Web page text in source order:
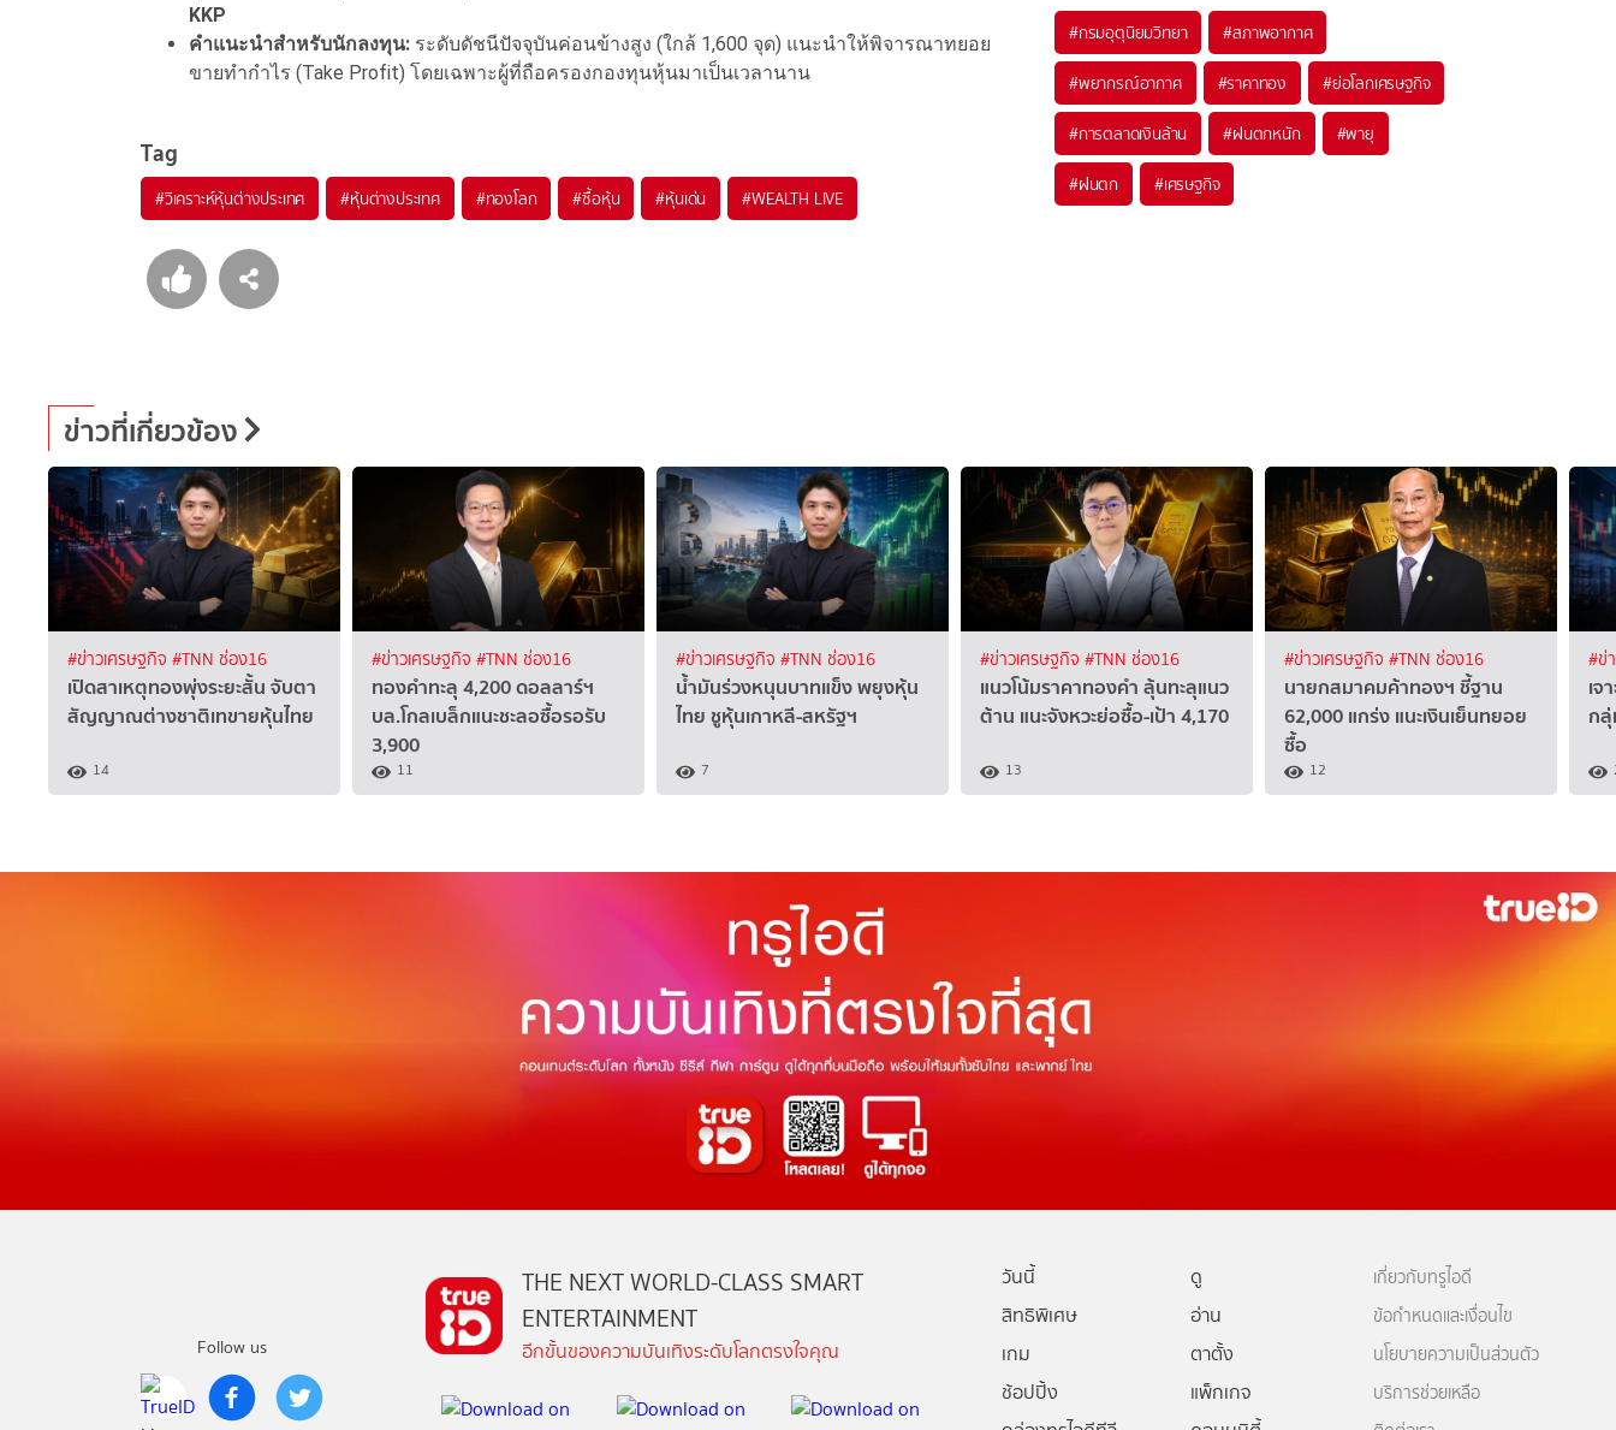
KKP
คำแนะนำสำหรับนักลงทุน: ระดับดัชนีปัจจุบันค่อนข้างสูง (ใกล้ 1,600 จุด) แนะนำให้พิจารณาทยอย
ขายทำกำไร (Take Profit) โดยเฉพาะผู้ที่ถือครองกองทุนหุ้นมาเป็นเวลานาน
Tag
#วิเคราะห์หุ้นต่างประเทศ #หุ้นต่างประเทศ #ทองโลก #ซื้อหุ้น #หุ้นเด่น #WEALTH LIVE
#กรมอุตุนิยมวิทยา #สภาพอากาศ
#พยากรณ์อากาศ #ราคาทอง #ย่อโลกเศรษฐกิจ
#การตลาดเงินล้าน #ฝนตกหนัก #พายุ
#ฝนตก #เศรษฐกิจ
ข่าวที่เกี่ยวข้อง
#ข่าวเศรษฐกิจ #TNN ช่อง16
เปิดสาเหตุทองพุ่งระยะสั้น จับตา
สัญญาณต่างชาติเทขายหุ้นไทย
14
#ข่าวเศรษฐกิจ #TNN ช่อง16
ทองคำทะลุ 4,200 ดอลลาร์ฯ
บล.โกลเบล็กแนะชะลอซื้อรอรับ
3,900
11
#ข่าวเศรษฐกิจ #TNN ช่อง16
น้ำมันร่วงหนุนบาทแข็ง พยุงหุ้น
ไทย ชูหุ้นเกาหลี-สหรัฐฯ
7
#ข่าวเศรษฐกิจ #TNN ช่อง16
แนวโน้มราคาทองคำ ลุ้นทะลุแนว
ต้าน แนะจังหวะย่อซื้อ-เป้า 4,170
13
#ข่าวเศรษฐกิจ #TNN ช่อง16
นายกสมาคมค้าทองฯ ชี้ฐาน
62,000 แกร่ง แนะเงินเย็นทยอย
ซื้อ
12
#ข่
เจ
ก
Follow us
THE NEXT WORLD-CLASS SMART
ENTERTAINMENT
อีกขั้นของความบันเทิงระดับโลกตรงใจคุณ
วันนี้
ดู
สิทธิพิเศษ
อ่าน
เกม
ตาตั้ง
ช้อปปิ้ง
แพ็กเกจ
เกี่ยวกับทรูไอดี
ข้อกำหนดและเงื่อนไข
นโยบายความเป็นส่วนตัว
บริการช่วยเหลือ